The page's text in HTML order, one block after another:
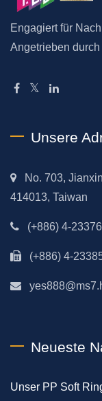
Engagiert für
Angetrieben
Unsere
No. 703,
414013, Taiwan
(+886) 4-
(+886) 4-
Neueste
Unser PP Soft